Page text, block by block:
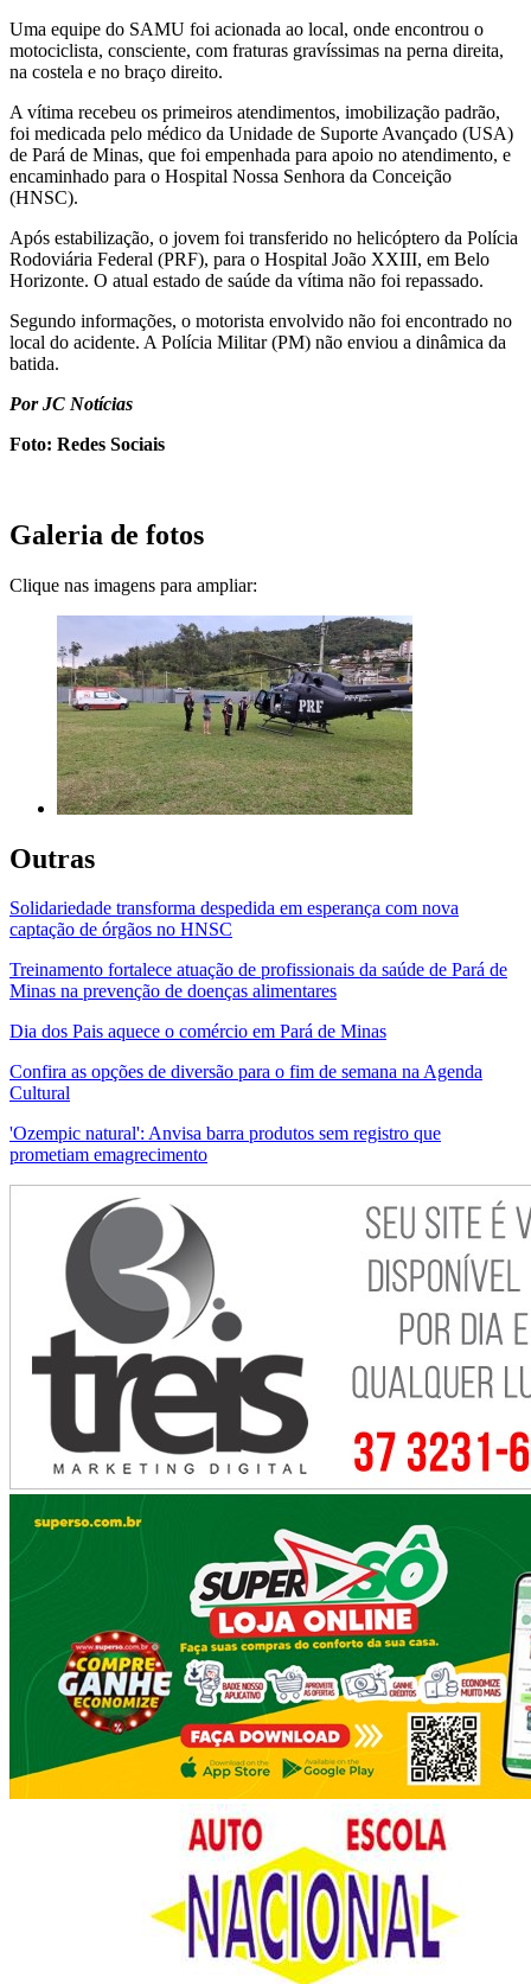
Uma equipe do SAMU foi acionada ao local, onde encontrou o
motociclista, consciente, com fraturas gravíssimas na perna direita,
na costela e no braço direito.
A vítima recebeu os primeiros atendimentos, imobilização padrão,
foi medicada pelo médico da Unidade de Suporte Avançado (USA)
de Pará de Minas, que foi empenhada para apoio no atendimento, e
encaminhado para o Hospital Nossa Senhora da Conceição
(HNSC).
Após estabilização, o jovem foi transferido no helicóptero da Polícia
Rodoviária Federal (PRF), para o Hospital João XXIII, em Belo
Horizonte. O atual estado de saúde da vítima não foi repassado.
Segundo informações, o motorista envolvido não foi encontrado no
local do acidente. A Polícia Militar (PM) não enviou a dinâmica da
batida.
Por JC Notícias
Foto: Redes Sociais
Galeria de fotos
Clique nas imagens para ampliar:
Outras
Solidariedade transforma despedida em esperança com nova
captação de órgãos no HNSC
Treinamento fortalece atuação de profissionais da saúde de Pará de
Minas na prevenção de doenças alimentares
Dia dos Pais aquece o comércio em Pará de Minas
Confira as opções de diversão para o fim de semana na Agenda
Cultural
'Ozempic natural': Anvisa barra produtos sem registro que
prometiam emagrecimento